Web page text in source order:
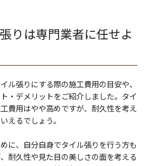
りは専門業者に任せよ
ル張りにする際の施工費用の目安や、
・デメリットをご紹介しました。タイ
費用はやや高めですが、耐久性を考え
えるでしょう。
に、自分自身でタイル張りを行う方も
耐久性や見た目の美しさの面を考える